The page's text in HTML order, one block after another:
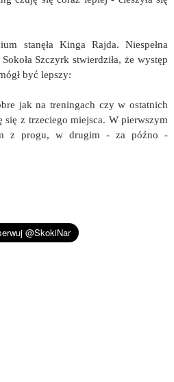
stanęła Kinga Rajda. Niespełna
Szczyrk stwierdziła, że występ
być lepszy:
jak na treningach czy w ostatnich
się z trzeciego miejsca. W pierwszym
z progu, w drugim - za późno -